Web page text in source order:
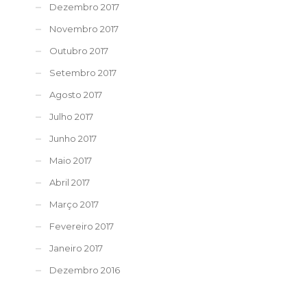
Dezembro 2017
Novembro 2017
Outubro 2017
Setembro 2017
Agosto 2017
Julho 2017
Junho 2017
Maio 2017
Abril 2017
Março 2017
Fevereiro 2017
Janeiro 2017
Dezembro 2016